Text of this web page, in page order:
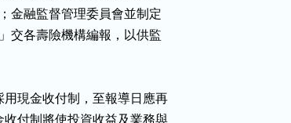
定；金融監督管理委員會並制定
統」交各壽險機構編報，以供監
採用現金收付制，至報導日應再
金收付制將使投資收益及業務與